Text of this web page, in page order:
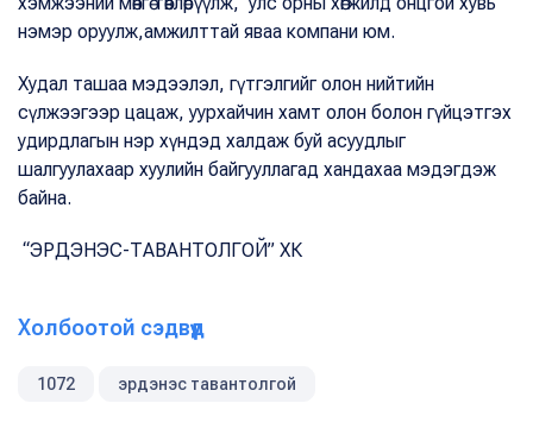
нэмэр оруулж,амжилттай яваа компани юм.
Худал ташаа мэдээлэл, гүтгэлгийг олон нийтийн
сүлжээгээр цацаж, уурхайчин хамт олон болон гүйцэтгэх
удирдлагын нэр хүндэд халдаж буй асуудлыг
шалгуулахаар хуулийн байгууллагад хандахаа мэдэгдэж
байна.
“ЭРДЭНЭС-ТАВАНТОЛГОЙ” ХК
Холбоотой сэдвүүд
1072 эрдэнэс тавантолгой